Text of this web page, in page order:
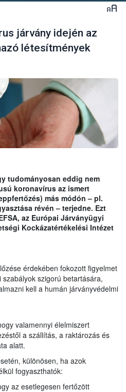
járvány idején az
létesítmények
tudományosan eddig nem
koronavírus az ismert
más módón – pl.
révén – terjedne. Ezt
az Európai Járványügyi
Kockázatértékelési Intézet
érdekében fokozott figyelmet
szigorú betartására,
kell a humán járványvédelmi
valamennyi élelmiszert
a szállítás, a raktározás és
alatt.
különösen, ha azok
fogyaszthatók:
az esetlegesen fertőzött